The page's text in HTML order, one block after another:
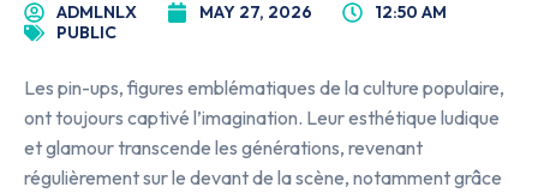
ADMLNLX MAY 27, 2026
12:50 AM
PUBLIC
Les pin-ups, figures emblématiques de la culture populaire,
ont toujours captivé l’imagination. Leur esthétique ludique
et glamour transcende les générations, revenant
régulièrement sur le devant de la scène, notamment grâce